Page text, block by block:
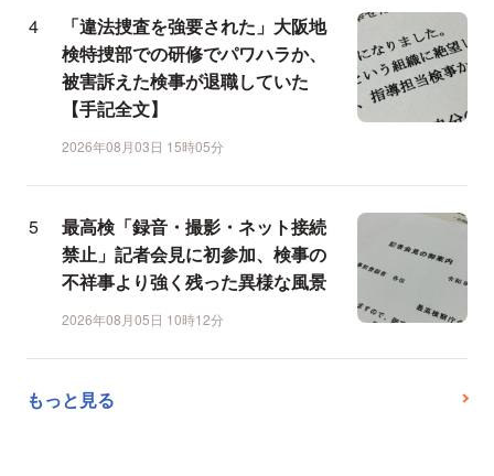
「違法捜査を強要された」大阪地
検特捜部での研修でパワハラか、
被害訴えた検事が退職していた
【手記全文】
2026年08月03日 15時05分
最高検「録音・撮影・ネット接続
禁止」記者会見に初参加、検事の
不祥事より強く残った異様な風景
2026年08月05日 10時12分
もっと見る